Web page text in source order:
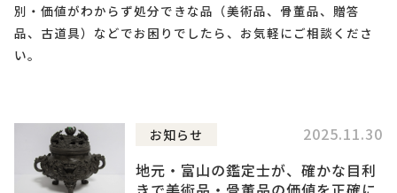
別・価値がわからず処分できな品（美術品、骨董品、贈答
品、古道具）などでお困りでしたら、お気軽にご相談くださ
い。
お知らせ
2025.11.30
地元・富山の鑑定士が、確かな目利